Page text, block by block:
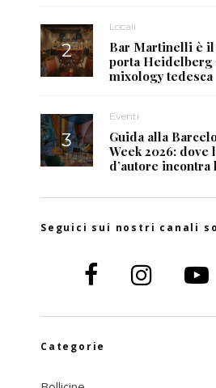
Locali
Bar Martinelli è il
porta Heidelberg
mixology tedesca
Eventi
Guida alla
Week 2026: dove
d’autore
Seguici sui nostri canali
Categorie